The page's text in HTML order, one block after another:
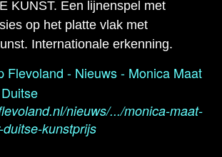
KUNST. Een lijnenspel met
op het platte vlak met
Internationale erkenning.
Flevoland - Nieuws - Monica Maat
nieuws/.../monica-maat-
kunstprijs